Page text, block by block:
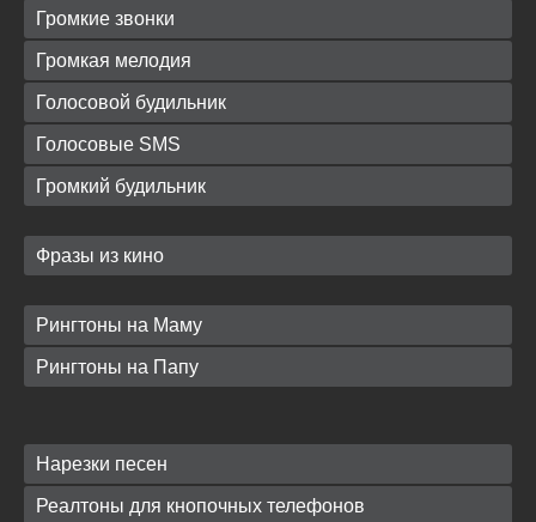
Громкие звонки
Громкая мелодия
Голосовой будильник
Голосовые SMS
Громкий будильник
Фразы из кино
Рингтоны на Маму
Рингтоны на Папу
Нарезки песен
Реалтоны для кнопочных телефонов